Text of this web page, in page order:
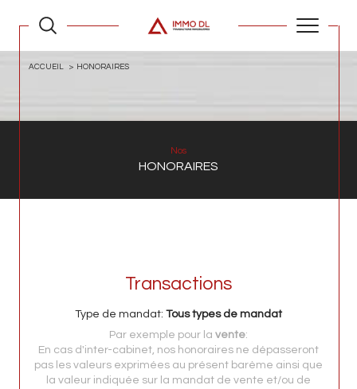
ACCUEIL HONORAIRES
Nos
HONORAIRES
Transactions
Type de mandat: Tous types de mandat
Par exemple pour la vente:
En cas d'inter-cabinet, nos honoraires ne dépasseront
pas les valeurs exprimées au présent barème ainsi que
la valeur indiquée sur la mandat de vente et/ou de